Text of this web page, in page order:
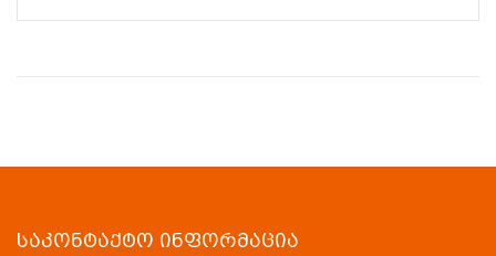
ᲡᲐᲙᲝᲜᲢᲐᲥᲢᲝ ᲘᲜᲤᲝᲠᲛᲐᲪᲘᲐ